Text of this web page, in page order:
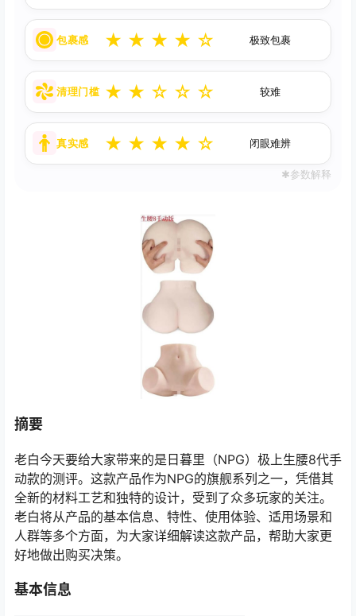
包裹感 ★ ★ ★ ★ ☆ 极致包裹
清理门槛 ★ ★ ☆ ☆ ☆ 较难
真实感 ★ ★ ★ ★ ☆ 闭眼难辨
✱参数解释
摘要
老白今天要给大家带来的是日暮里（NPG）极上生腰8代手
动款的测评。这款产品作为NPG的旗舰系列之一，凭借其
全新的材料工艺和独特的设计，受到了众多玩家的关注。
老白将从产品的基本信息、特性、使用体验、适用场景和
人群等多个方面，为大家详细解读这款产品，帮助大家更
好地做出购买决策。
基本信息